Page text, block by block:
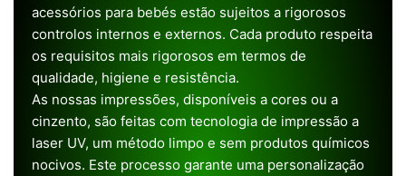
acessórios para bebés estão sujeitos a rigorosos
controlos internos e externos. Cada produto respeita
os requisitos mais rigorosos em termos de
qualidade, higiene e resistência.
As nossas impressões, disponíveis a cores ou a
cinzento, são feitas com tecnologia de impressão a
laser UV, um método limpo e sem produtos químicos
nocivos. Este processo garante uma personalização